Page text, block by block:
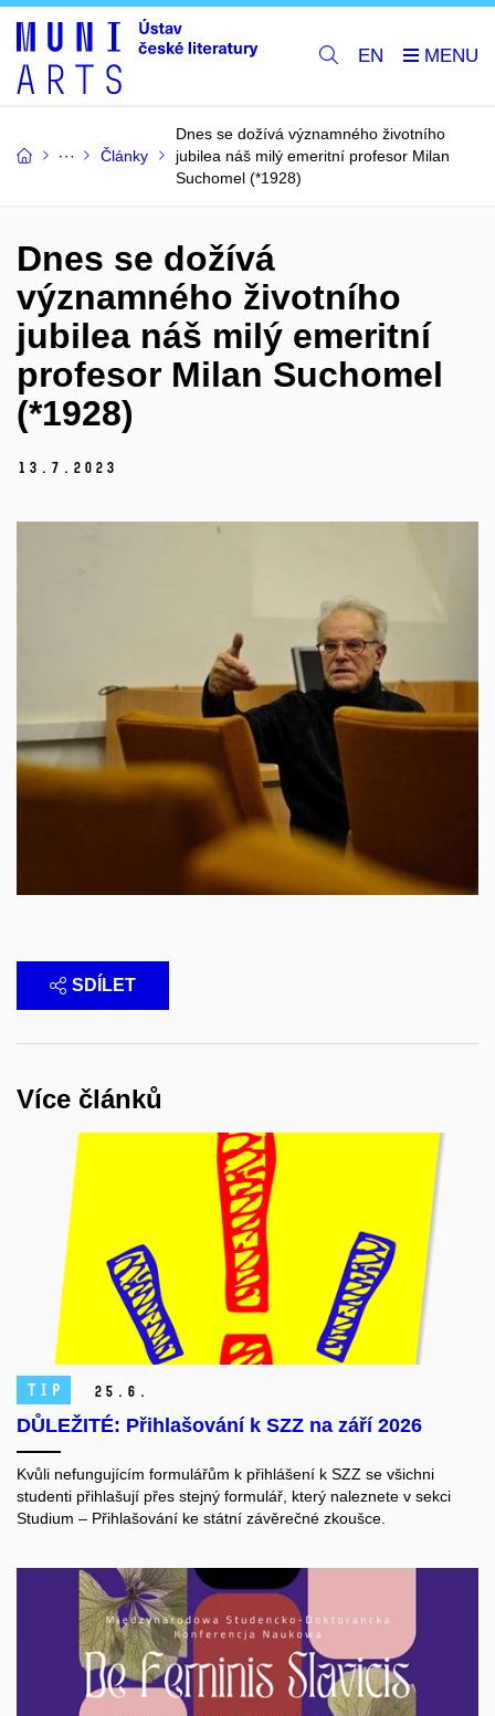
EN
Články
Dnes se dožívá významného životního
jubilea náš milý emeritní profesor Milan
Suchomel (*1928)
Dnes se dožívá
významného životního
jubilea náš milý emeritní
profesor Milan Suchomel
(*1928)
13. 7. 2023
SDÍLET
Více článků
TIP 25. 6.
DŮLEŽITÉ: Přihlašování k SZZ na září 2026
Kvůli nefungujícím formulářům k přihlášení k SZZ se všichni
studenti přihlašují přes stejný formulář, který naleznete v sekci
Studium ‒ Přihlašování ke státní závěrečné zkoušce.